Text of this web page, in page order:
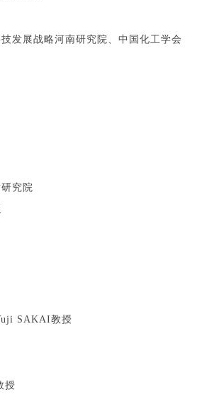
发展战略河南研究院、中国化工学会
究院
SAKAI教授
授